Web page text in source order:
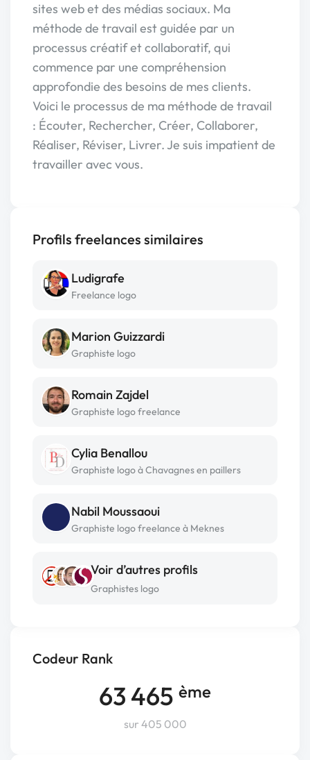
Codeur Rank
63 465 ème
sur 405 000
sites web et des médias sociaux. Ma
méthode de travail est guidée par un
processus créatif et collaboratif, qui
commence par une compréhension
approfondie des besoins de mes clients.
Voici le processus de ma méthode de travail
: Écouter, Rechercher, Créer, Collaborer,
Réaliser, Réviser, Livrer. Je suis impatient de
travailler avec vous.
Profils freelances similaires
Ludigrafe
Freelance logo
Marion Guizzardi
Graphiste logo
Romain Zajdel
Graphiste logo freelance
Cylia Benallou
Graphiste logo à Chavagnes en paillers
Nabil Moussaoui
Graphiste logo freelance à Meknes
Voir d’autres profils
Graphistes logo